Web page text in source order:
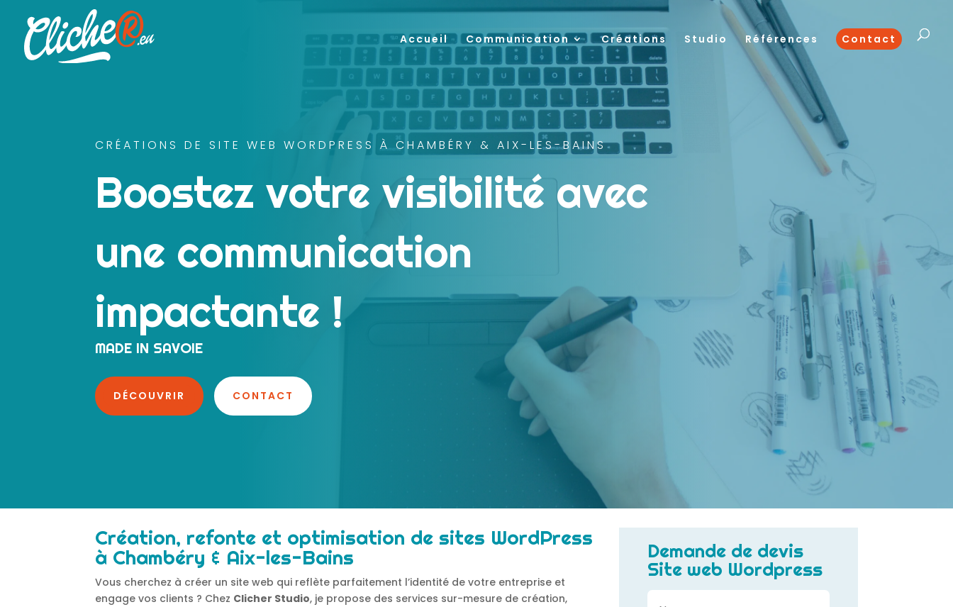
Accueil Communication Créations Studio Références Contact
CRÉATIONS DE SITE WEB WORDPRESS À CHAMBÉRY & AIX-LES-BAINS
Boostez votre visibilité avec
une communication
impactante !
MADE IN SAVOIE
DÉCOUVRIR CONTACT
Création, refonte et optimisation de sites WordPress
à Chambéry & Aix-les-Bains
Vous cherchez à créer un site web qui reflète parfaitement l’identité de votre entreprise et
engage vos clients ? Chez Clicher Studio, je propose des services sur-mesure de création,
Demande de devis
Site web Wordpress